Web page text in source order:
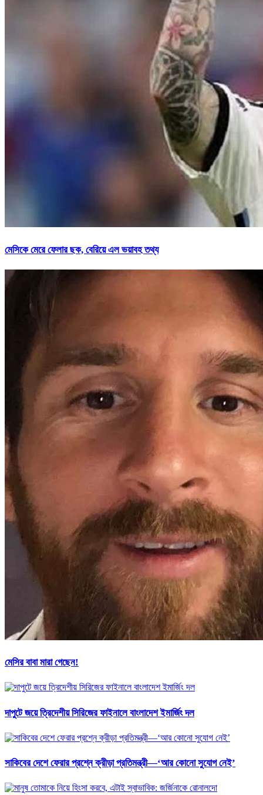
মেসিকে মেরে ফেলার ছক, বেরিয়ে এল ভয়াবহ তথ্য
মেসির বাবা মারা গেছেন!
দাপুটে জয়ে ত্রিদেশীয় সিরিজের ফাইনালে বাংলাদেশ ইমার্জিং দল
সাকিবের দেশে ফেরার প্রশ্নে ক্রীড়া প্রতিমন্ত্রী—‘আর কোনো সুযোগ নেই’